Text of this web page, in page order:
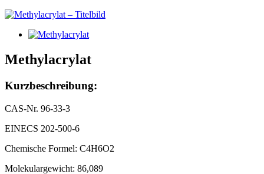
Methylacrylat
Kurzbeschreibung:
CAS-Nr. 96-33-3
EINECS 202-500-6
Chemische Formel: C4H6O2
Molekulargewicht: 86,089